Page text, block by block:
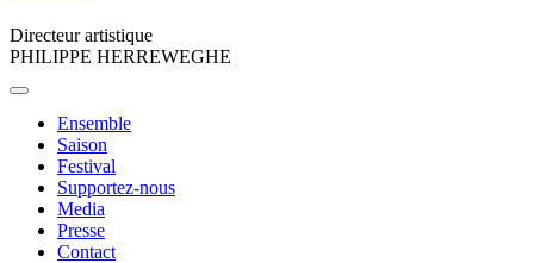
Directeur artistique
PHILIPPE HERREWEGHE
Toggle
navigationEnsemble
Saison
Festival
Supportez-nous
Media
Presse
Contact